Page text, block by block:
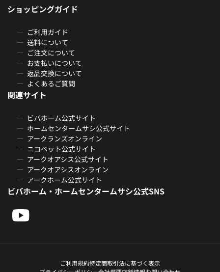
ショッピングガイド
ご利用ガイド
送料について
ご注文について
お支払いについて
返品交換について
よくあるご質問
関連サイト
ビバホーム公式サイト
ホームセンタームサシ公式サイト
アークランズオンライン
ニコペット公式サイト
アークオアシス公式サイト
アークオアシスオンライン
アークホーム公式サイト
ビバホーム・ホームセンタームサシ公式SNS
ご利用規約特定商取引法に基づく表示